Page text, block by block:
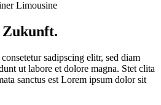
Zukunft.
sadipscing elitr, sed diam
ut labore et dolore magna. Stet clita
sanctus est Lorem ipsum dolor sit